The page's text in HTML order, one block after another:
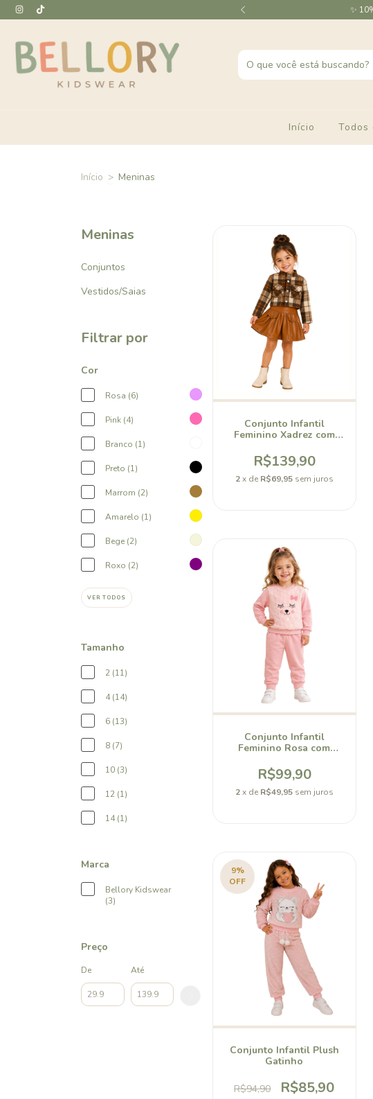
juros em toda a loja ✨
Início Todos
Início > Meninas
Meninas
Conjuntos
Vestidos/Saias
Filtrar por
Cor
Rosa (6)
Pink (4)
Branco (1)
Preto (1)
Marrom (2)
Amarelo (1)
Bege (2)
Roxo (2)
VER TODOS
Tamanho
2 (11)
4 (14)
6 (13)
8 (7)
10 (3)
12 (1)
14 (1)
Marca
Bellory Kidswear
(3)
Preço
De Até
Conjunto Infantil
Feminino Xadrez com
R$139,90
2 x de R$69,95 sem juros
Conjunto Infantil
Feminino Rosa com
Jogger
R$99,90
2 x de R$49,95 sem juros
9%
OFF
Conjunto Infantil Plush
Gatinho
R$94,90 R$85,90